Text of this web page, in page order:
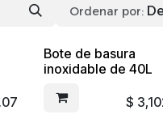
Ordenar por:
Bote de basura
inoxidable de 40L
$